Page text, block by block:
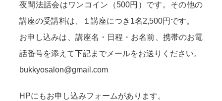
夜間法話会はワンコイン（500円）です。その他の
講座の受講料は、１講座につき1名2,500円です。
お申し込みは、講座名・日程・お名前、携帯のお電
話番号を添えて下記までメールをお送りください。
bukkyosalon@gmail.com
HPにもお申し込みフォームがあります。